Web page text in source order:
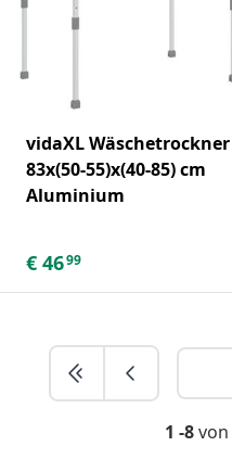
vidaXL Wäschetrockner
83x(50-55)x(40-85) cm
Aluminium
€ 4699
1 -8von